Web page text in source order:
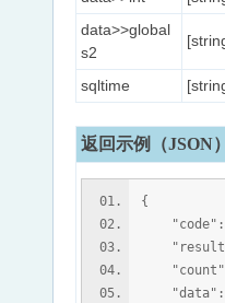
data>>global
s2
sqltime
返回示例（JSON）
{
"code":